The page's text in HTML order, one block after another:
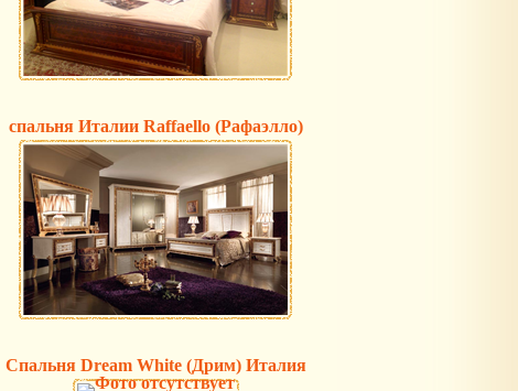
спальня Италии Raffaello (Рафаэлло)
Спальня Dream White (Дрим) Италия